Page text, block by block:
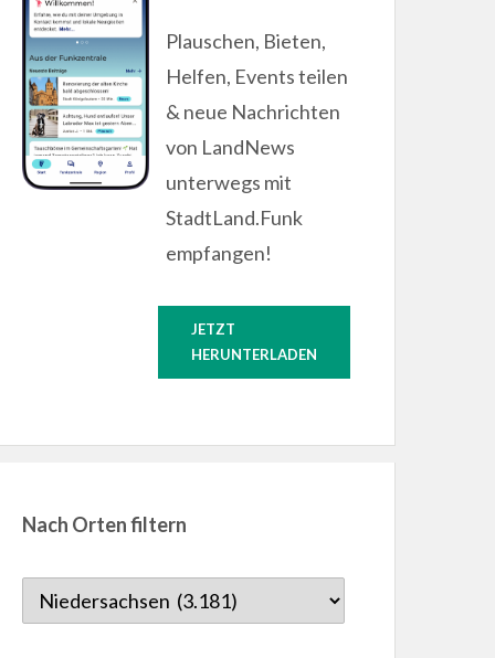
Plauschen, Bieten,
Helfen, Events teilen
& neue Nachrichten
von LandNews
unterwegs mit
StadtLand.Funk
empfangen!
JETZT
HERUNTERLADEN
Nach Orten filtern